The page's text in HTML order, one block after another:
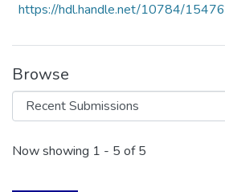
https://hdl.handle.net/10784/15476
Browse
Recent Submissions
Now showing 1 - 5 of 5